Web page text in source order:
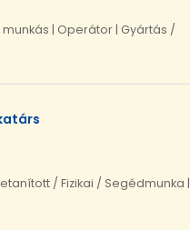
| Operátor | Gyártás /
/ Fizikai / Segédmunka |